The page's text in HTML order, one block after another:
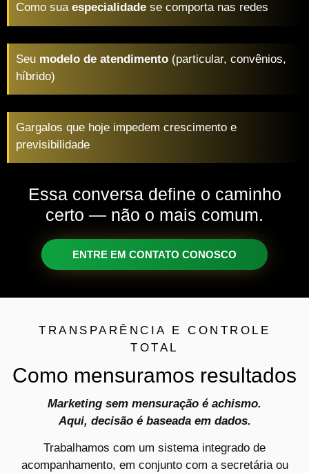
Como sua especialidade se comporta nas redes
Seu modelo de atendimento (particular, convênios,
híbrido)
Gargalos que hoje impedem crescimento e
previsibilidade
Essa conversa define o caminho
certo — não o mais comum.
ENTRE EM CONTATO CONOSCO
TRANSPARÊNCIA E CONTROLE
TOTAL
Como mensuramos resultados
Marketing sem mensuração é achismo.
Aqui, decisão é baseada em dados.
Trabalhamos com um sistema integrado de
acompanhamento, em conjunto com a secretária ou